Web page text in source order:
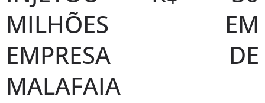
MILHÕES EM
EMPRESA DE
MALAFAIA